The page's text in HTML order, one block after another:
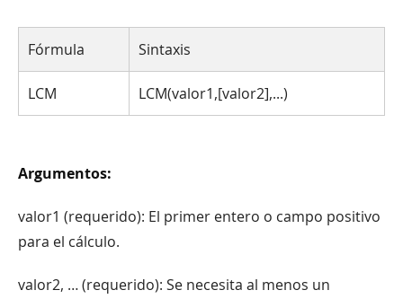
Fórmula Sintaxis
LCM LCM(valor1,[valor2],...)
Argumentos:
valor1 (requerido): El primer entero o campo positivo
para el cálculo.
valor2, … (requerido): Se necesita al menos un